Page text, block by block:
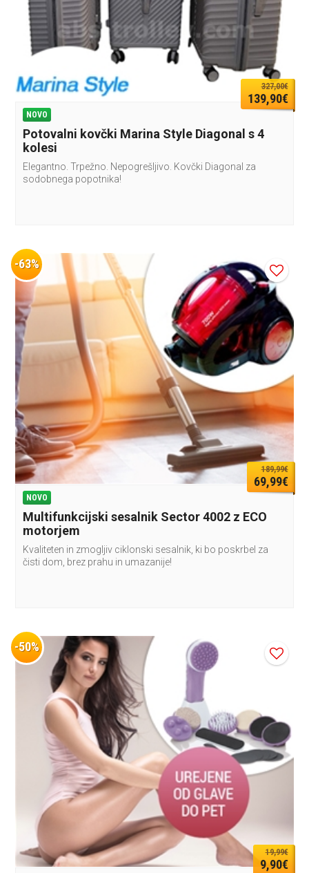
327,00€
139,90€
NOVO
Potovalni kovčki Marina Style Diagonal s 4
kolesi
Elegantno. Trpežno. Nepogrešljivo. Kovčki Diagonal za
sodobnega popotnika!
-63%
189,99€
69,99€
NOVO
Multifunkcijski sesalnik Sector 4002 z ECO
motorjem
Kvaliteten in zmogljiv ciklonski sesalnik, ki bo poskrbel za
čisti dom, brez prahu in umazanije!
-50%
19,99€
9,90€